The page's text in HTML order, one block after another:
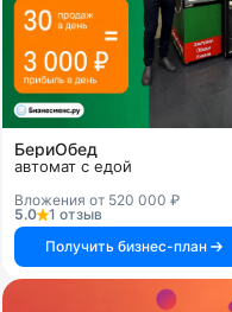
БериОбед
автомат с едой
Вложения от 520 000 ₽
5.0
1 отзыв
Получить бизнес-план